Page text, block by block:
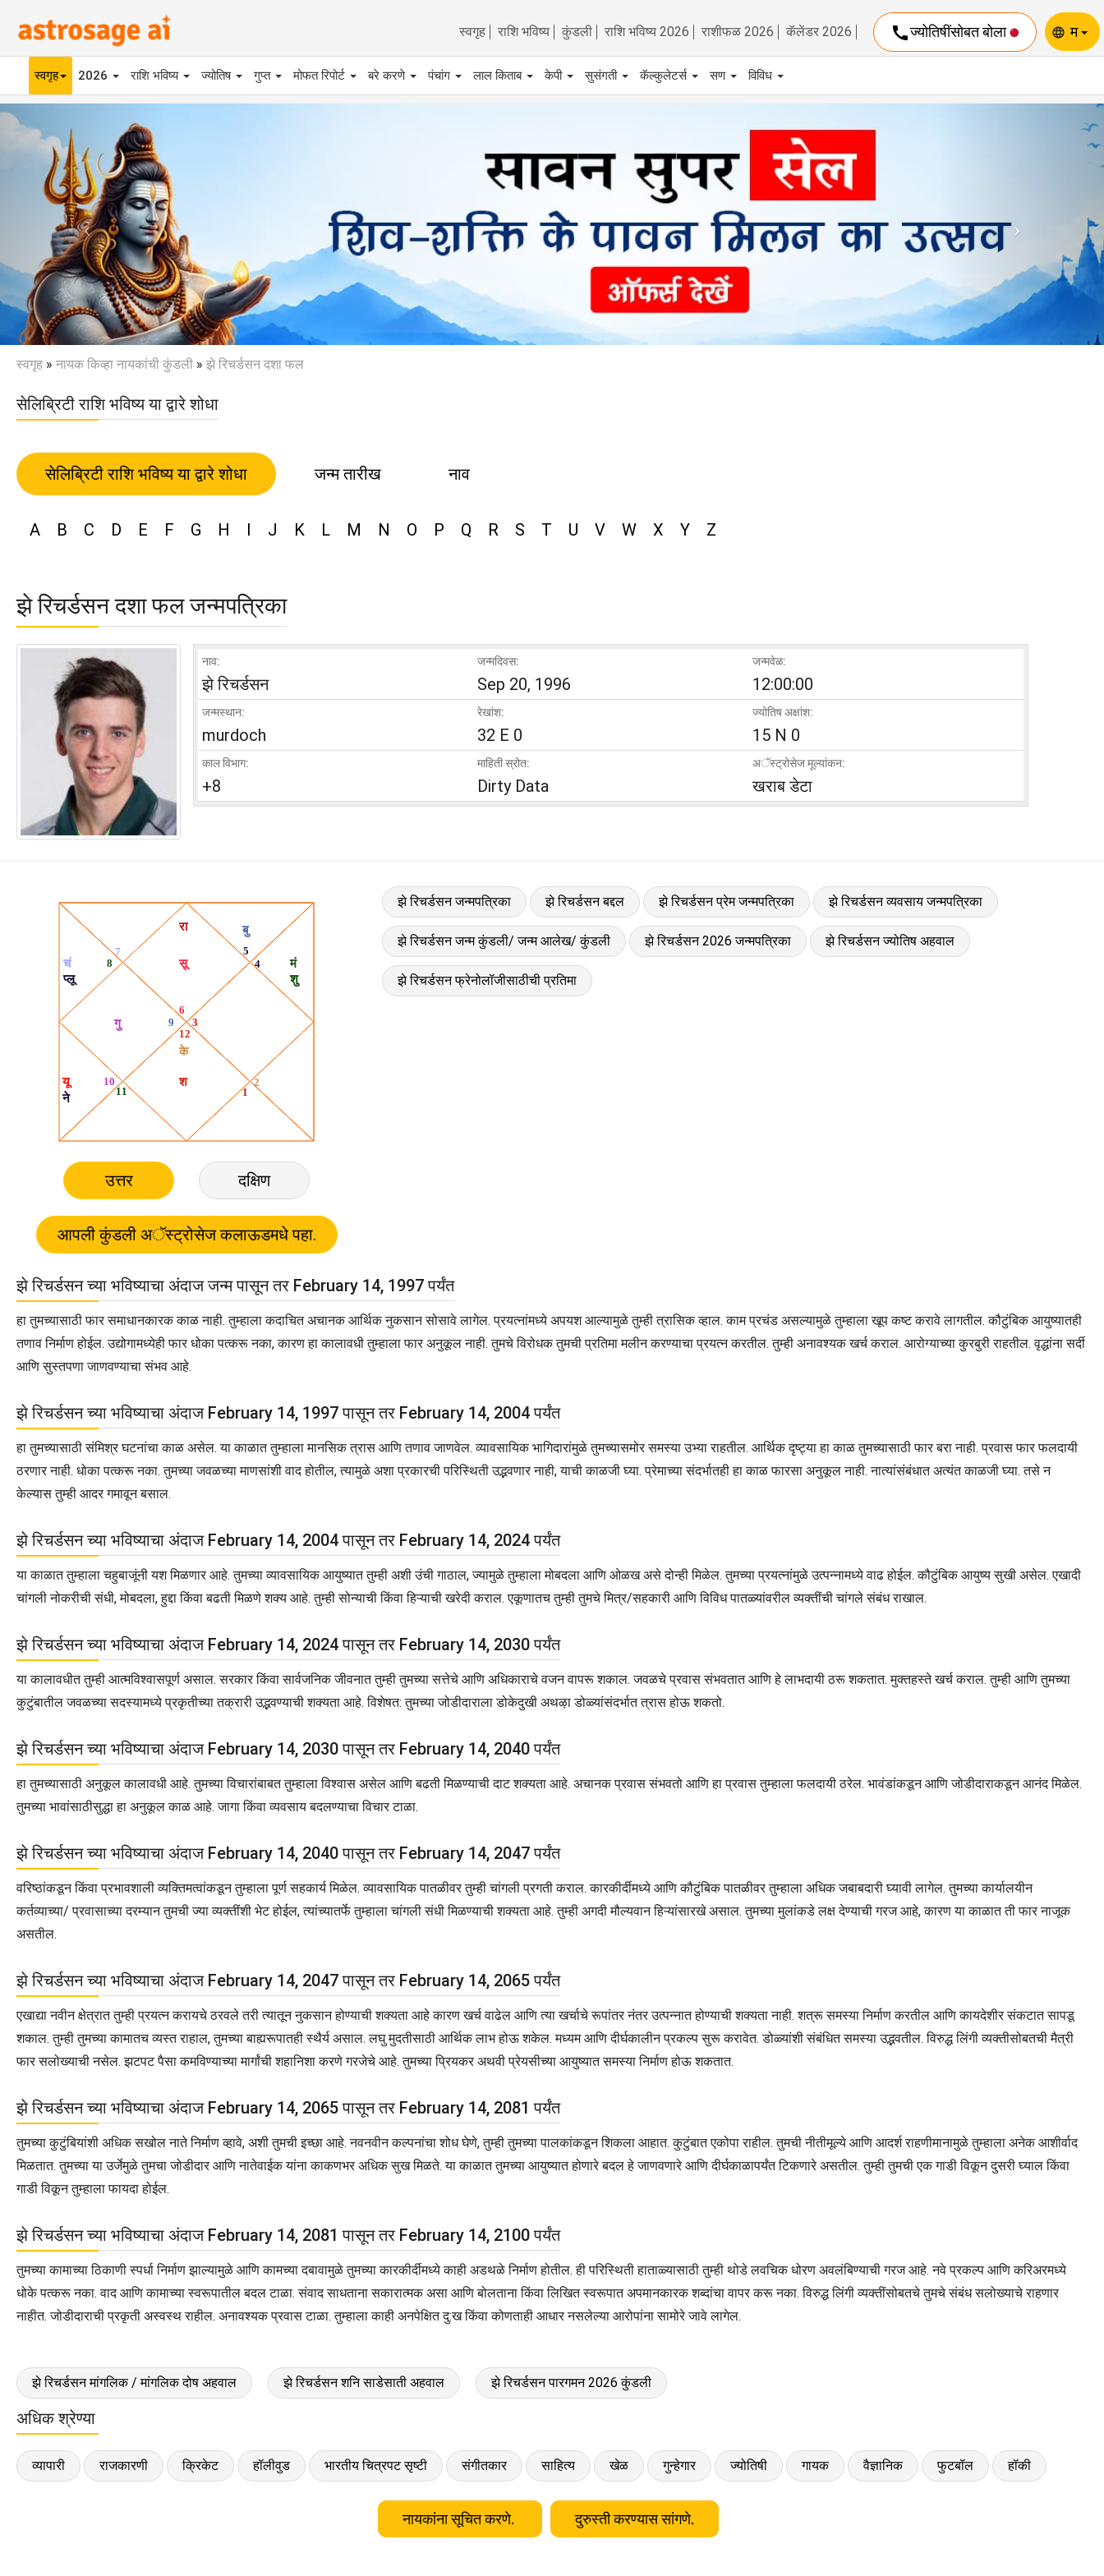
स्वगृह राशि भविष्य कुंडली राशि भविष्य 2026 राशीफळ 2026 कॅलेंडर 2026 callज्योतिषींसोबत बोला language म
स्वगृह 2026 राशि भविष्य ज्योतिष गुप्त मोफत रिपोर्ट बरे करणे पंचांग लाल किताब केपी सुसंगती कॅल्कुलेटर्स सण विविध
Previous
स्वगृह » नायक किव्हा नायकांची कुंडली » झे रिचर्डसन दशा फल
सेलिब्रिटी राशि भविष्य या द्वारे शोधा
सेलिब्रिटी राशि भविष्य या द्वारे शोधा जन्म तारीख नाव
A B C D E F G H I J K L M N O P Q R S T U V W X Y Z
झे रिचर्डसन दशा फल जन्मपत्रिका
नाव:
झे रिचर्डसन
जन्मदिवस:
Sep 20, 1996
जन्मवेळ:
12:00:00
जन्मस्थान:
murdoch
रेखांश:
32 E 0
ज्योतिष अक्षांश:
15 N 0
काल विभाग:
+8
माहिती स्रोत:
Dirty Data
अॅस्ट्रोसेज मूल्यांकन:
खराब डेटा
उत्तर दक्षिण
झे रिचर्डसन जन्मपत्रिका झे रिचर्डसन बद्दल झे रिचर्डसन प्रेम जन्मपत्रिका झे रिचर्डसन व्यवसाय जन्मपत्रिका
झे रिचर्डसन जन्म कुंडली/ जन्म आलेख/ कुंडली झे रिचर्डसन 2026 जन्मपत्रिका झे रिचर्डसन ज्योतिष अहवाल
झे रिचर्डसन फ्रेनोलॉजीसाठीची प्रतिमा
झे रिचर्डसन च्या भविष्याचा अंदाज जन्म पासून तर February 14, 1997 पर्यंत
हा तुमच्यासाठी फार समाधानकारक काळ नाही. तुम्हाला कदाचित अचानक आर्थिक नुकसान सोसावे लागेल. प्रयत्नांमध्ये अपयश आल्यामुळे तुम्ही त्रासिक व्हाल. काम प्रचंड असल्यामुळे तुम्हाला खूप कष्ट करावे लागतील. कौटुंबिक आयुष्यातही
तणाव निर्माण होईल. उद्योगामध्येही फार धोका पत्करू नका, कारण हा कालावधी तुम्हाला फार अनुकूल नाही. तुमचे विरोधक तुमची प्रतिमा मलीन करण्याचा प्रयत्न करतील. तुम्ही अनावश्यक खर्च कराल. आरोग्याच्या कुरबुरी राहतील. वृद्धांना सर्दी
आणि सुस्तपणा जाणवण्याचा संभव आहे.
झे रिचर्डसन च्या भविष्याचा अंदाज February 14, 1997 पासून तर February 14, 2004 पर्यंत
हा तुमच्यासाठी संमिश्र घटनांचा काळ असेल. या काळात तुम्हाला मानसिक त्रास आणि तणाव जाणवेल. व्यावसायिक भागिदारांमुळे तुमच्यासमोर समस्या उभ्या राहतील. आर्थिक दृष्ट्या हा काळ तुमच्यासाठी फार बरा नाही. प्रवास फार फलदायी
ठरणार नाही. धोका पत्करू नका. तुमच्या जवळच्या माणसांशी वाद होतील, त्यामुळे अशा प्रकारची परिस्थिती उद्भवणार नाही, याची काळजी घ्या. प्रेमाच्या संदर्भातही हा काळ फारसा अनुकूल नाही. नात्यांसंबंधात अत्यंत काळजी घ्या. तसे न
केल्यास तुम्ही आदर गमावून बसाल.
झे रिचर्डसन च्या भविष्याचा अंदाज February 14, 2004 पासून तर February 14, 2024 पर्यंत
या काळात तुम्हाला चहुबाजूंनी यश मिळणार आहे. तुमच्या व्यावसायिक आयुष्यात तुम्ही अशी उंची गाठाल, ज्यामुळे तुम्हाला मोबदला आणि ओळख असे दोन्ही मिळेल. तुमच्या प्रयत्नांमुळे उत्पन्नामध्ये वाढ होईल. कौटुंबिक आयुष्य सुखी असेल. एखादी
चांगली नोकरीची संधी, मोबदला, हुद्दा किंवा बढती मिळणे शक्य आहे. तुम्ही सोन्याची किंवा हिऱ्याची खरेदी कराल. एकूणातच तुम्ही तुमचे मित्र/सहकारी आणि विविध पातळ्यांवरील व्यक्तींची चांगले संबंध राखाल.
झे रिचर्डसन च्या भविष्याचा अंदाज February 14, 2024 पासून तर February 14, 2030 पर्यंत
या कालावधीत तुम्ही आत्मविश्वासपूर्ण असाल. सरकार किंवा सार्वजनिक जीवनात तुम्ही तुमच्या सत्तेचे आणि अधिकाराचे वजन वापरू शकाल. जवळचे प्रवास संभवतात आणि हे लाभदायी ठरू शकतात. मुक्तहस्ते खर्च कराल. तुम्ही आणि तुमच्या
कुटुंबातील जवळच्या सदस्यामध्ये प्रकृतीच्या तक्रारी उद्भवण्याची शक्यता आहे. विशेषत: तुमच्या जोडीदाराला डोकेदुखी अथऴा डोळ्यांसंदर्भात त्रास होऊ शकतो.
झे रिचर्डसन च्या भविष्याचा अंदाज February 14, 2030 पासून तर February 14, 2040 पर्यंत
हा तुमच्यासाठी अनुकूल कालावधी आहे. तुमच्या विचारांबाबत तुम्हाला विश्वास असेल आणि बढती मिळण्याची दाट शक्यता आहे. अचानक प्रवास संभवतो आणि हा प्रवास तुम्हाला फलदायी ठरेल. भावंडांकडून आणि जोडीदाराकडून आनंद मिळेल.
तुमच्या भावांसाठीसुद्धा हा अनुकूल काळ आहे. जागा किंवा व्यवसाय बदलण्याचा विचार टाळा.
झे रिचर्डसन च्या भविष्याचा अंदाज February 14, 2040 पासून तर February 14, 2047 पर्यंत
वरिष्ठांकडून किंवा प्रभावशाली व्यक्तिमत्वांकडून तुम्हाला पूर्ण सहकार्य मिळेल. व्यावसायिक पातळीवर तुम्ही चांगली प्रगती कराल. कारकीर्दीमध्ये आणि कौटुंबिक पातळीवर तुम्हाला अधिक जबाबदारी घ्यावी लागेल. तुमच्या कार्यालयीन
कर्तव्याच्या/ प्रवासाच्या दरम्यान तुमची ज्या व्यक्तींशी भेट होईल, त्यांच्यातर्फे तुम्हाला चांगली संधी मिळण्याची शक्यता आहे. तुम्ही अगदी मौल्यवान हिऱ्यांसारखे असाल. तुमच्या मुलांकडे लक्ष देण्याची गरज आहे, कारण या काळात ती फार नाजूक
असतील.
झे रिचर्डसन च्या भविष्याचा अंदाज February 14, 2047 पासून तर February 14, 2065 पर्यंत
एखाद्या नवीन क्षेत्रात तुम्ही प्रयत्न करायचे ठरवले तरी त्यातून नुकसान होण्याची शक्यता आहे कारण खर्च वाढेल आणि त्या खर्चाचे रूपांतर नंतर उत्पन्नात होण्याची शक्यता नाही. शत्रू समस्या निर्माण करतील आणि कायदेशीर संकटात सापडू
शकाल. तुम्ही तुमच्या कामातच व्यस्त राहाल, तुमच्या बाह्यरूपातही स्थैर्य असाल. लघु मुदतीसाठी आर्थिक लाभ होऊ शकेल. मध्यम आणि दीर्घकालीन प्रकल्प सुरू करावेत. डोळ्यांशी संबंधित समस्या उद्भवतील. विरुद्ध लिंगी व्यक्तीसोबतची मैत्री
फार सलोख्याची नसेल. झटपट पैसा कमविण्याच्या मार्गांची शहानिशा करणे गरजेचे आहे. तुमच्या प्रियकर अथवी प्रेयसीच्या आयुष्यात समस्या निर्माण होऊ शकतात.
झे रिचर्डसन च्या भविष्याचा अंदाज February 14, 2065 पासून तर February 14, 2081 पर्यंत
तुमच्या कुटुंबियांशी अधिक सखोल नाते निर्माण व्हावे, अशी तुमची इच्छा आहे. नवनवीन कल्पनांचा शोध घेणे, तुम्ही तुमच्या पालकांकडून शिकला आहात. कुटुंबात एकोपा राहील. तुमची नीतीमूल्ये आणि आदर्श राहणीमानामुळे तुम्हाला अनेक आशीर्वाद
मिळतात. तुमच्या या उर्जेमुळे तुमचा जोडीदार आणि नातेवाईक यांना काकणभर अधिक सुख मिळते. या काळात तुमच्या आयुष्यात होणारे बदल हे जाणवणारे आणि दीर्घकाळापर्यंत टिकणारे असतील. तुम्ही तुमची एक गाडी विकून दुसरी घ्याल किंवा
गाडी विकून तुम्हाला फायदा होईल.
झे रिचर्डसन च्या भविष्याचा अंदाज February 14, 2081 पासून तर February 14, 2100 पर्यंत
तुमच्या कामाच्या ठिकाणी स्पर्धा निर्माण झाल्यामुळे आणि कामच्या दबावामुळे तुमच्या कारकीर्दीमध्ये काही अडथळे निर्माण होतील. ही परिस्थिती हाताळ्यासाठी तुम्ही थोडे लवचिक धोरण अवलंबिण्याची गरज आहे. नवे प्रकल्प आणि करिअरमध्ये
धोके पत्करू नका. वाद आणि कामाच्या स्वरूपातील बदल टाळा. संवाद साधताना सकारात्मक असा आणि बोलताना किंवा लिखित स्वरूपात अपमानकारक शब्दांचा वापर करू नका. विरुद्ध लिंगी व्यक्तींसोबतचे तुमचे संबंध सलोख्याचे राहणार
नाहीत. जोडीदाराची प्रकृती अस्वस्थ राहील. अनावश्यक प्रवास टाळा. तुम्हाला काही अनपेक्षित दु:ख किंवा कोणताही आधार नसलेल्या आरोपांना सामोरे जावे लागेल.
झे रिचर्डसन मांगलिक / मांगलिक दोष अहवाल झे रिचर्डसन शनि साडेसाती अहवाल झे रिचर्डसन पारगमन 2026 कुंडली
अधिक श्रेण्या
व्यापारी राजकारणी क्रिकेट हॉलीवुड भारतीय चित्रपट सृष्टी संगीतकार साहित्य खेळ गुन्हेगार ज्योतिषी गायक वैज्ञानिक फुटबॉल हॉकी
नायकांना सूचित करणे. दुरुस्ती करण्यास सांगणे.